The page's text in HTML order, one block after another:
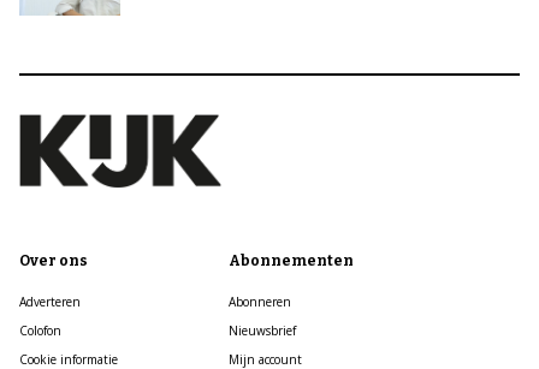
Over ons
Adverteren
Colofon
Cookie informatie
Abonnementen
Abonneren
Nieuwsbrief
Mijn account